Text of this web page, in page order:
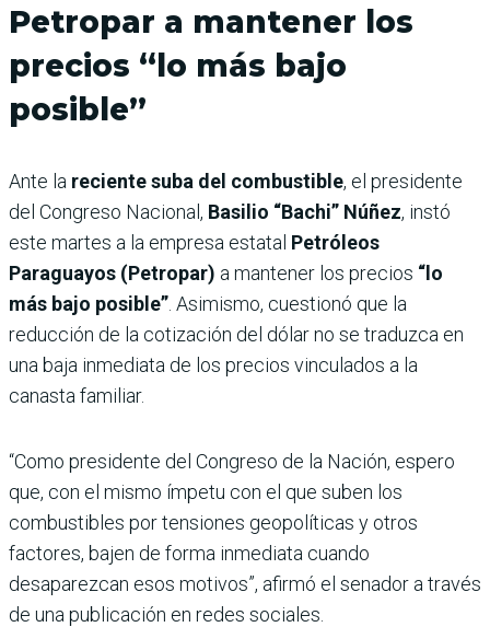
Petropar a mantener los
precios “lo más bajo
posible”
Ante la reciente suba del combustible, el presidente
del Congreso Nacional, Basilio “Bachi” Núñez, instó
este martes a la empresa estatal Petróleos
Paraguayos (Petropar) a mantener los precios “lo
más bajo posible” . Asimismo, cuestionó que la
reducción de la cotización del dólar no se traduzca en
una baja inmediata de los precios vinculados a la
canasta familiar.
“Como presidente del Congreso de la Nación, espero
que, con el mismo ímpetu con el que suben los
combustibles por tensiones geopolíticas y otros
factores, bajen de forma inmediata cuando
desaparezcan esos motivos”, afirmó el senador a través
de una publicación en redes sociales.